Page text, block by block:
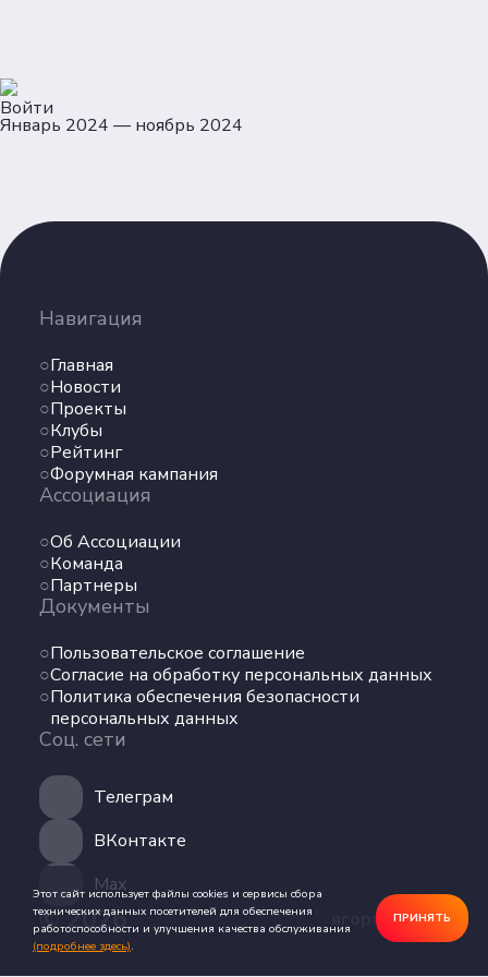
Войти
Январь 2024 — ноябрь 2024
Навигация
Главная
Новости
Проекты
Клубы
Рейтинг
Форумная кампания
Ассоциация
Об Ассоциации
Команда
Партнеры
Документы
Пользовательское соглашение
Согласие на обработку персональных данных
Политика обеспечения безопасности
персональных данных
Соц. сети
Телеграм
ВКонтакте
Max
© 2026 ягоржусь.рус
Проекты
Рейтинг
Форумная кампания
Об Ассоциации
Команда
Партнеры
Пользовательское соглашение
Согласие на обработку персональных данных
Политика обеспечения безопасности
персональных данных
сети
Телеграм
ВКонтакте
Max
Этот сайт использует файлы cookies и сервисы сбора
технических данных посетителей для обеспечения
работоспособности и улучшения качества обслуживания
(подробнее здесь).
ПРИНЯТЬ